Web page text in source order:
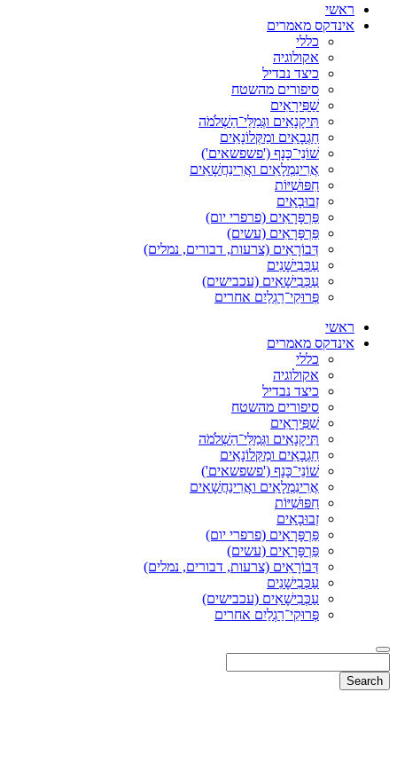
ראשי
אינדקס מאמרים
כללי
אקולוגיה
כיצד נבדיל
סיפורים מהשטח
שַׁפִּירָאִים
תִּיקָנָאִים וגְּמַלֵּי־הַשְׁלֹמֹה
חַגְבָאִים ומַקְּלוֹנָאִים
שׁוֹנֵי־כָּנָף ('פשפשאים')
אֲרִינִמְלָאִים ואֲרִינַחֲשָׁאִים
חִפּוּשִׁיּוֹת
זְבוּבָאִים
פַּרְפָּרָאִים (פרפרי יום)
פַּרְפָּרָאִים (עשים)
דְּבוֹרָאִים (צרעות, דבורים, נמלים)
עַכְּבִישָׁנִים
עַכְּבִישָׁאִים (עכבישים)
פְּרוּקֵי־רַגְלַיִם אחרים
ראשי
אינדקס מאמרים
כללי
אקולוגיה
כיצד נבדיל
סיפורים מהשטח
שַׁפִּירָאִים
תִּיקָנָאִים וגְּמַלֵּי־הַשְׁלֹמֹה
חַגְבָאִים ומַקְּלוֹנָאִים
שׁוֹנֵי־כָּנָף ('פשפשאים')
אֲרִינִמְלָאִים ואֲרִינַחֲשָׁאִים
חִפּוּשִׁיּוֹת
זְבוּבָאִים
פַּרְפָּרָאִים (פרפרי יום)
פַּרְפָּרָאִים (עשים)
דְּבוֹרָאִים (צרעות, דבורים, נמלים)
עַכְּבִישָׁנִים
עַכְּבִישָׁאִים (עכבישים)
פְּרוּקֵי־רַגְלַיִם אחרים